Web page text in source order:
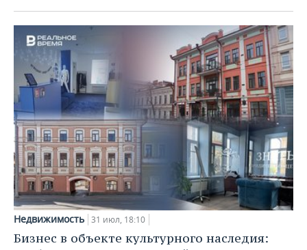
Недвижимость 31 июл, 18:10
Бизнес в объекте культурного наследия: